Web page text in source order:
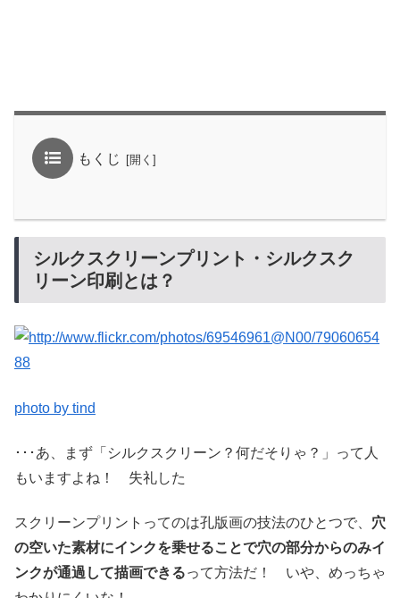
もくじ
シルクスクリーンプリント・シルクスク
リーン印刷とは？
photo by tind
･･･あ、まず「シルクスクリーン？何だそりゃ？」って人
もいますよね！ 失礼した
スクリーンプリントってのは孔版画の技法のひとつで、 穴
の空いた素材にインクを乗せることで穴の部分からのみイ
ンクが通過して描画できるって方法だ！ いや、めっちゃ